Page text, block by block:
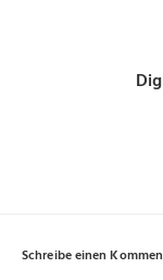
Schreibe einen